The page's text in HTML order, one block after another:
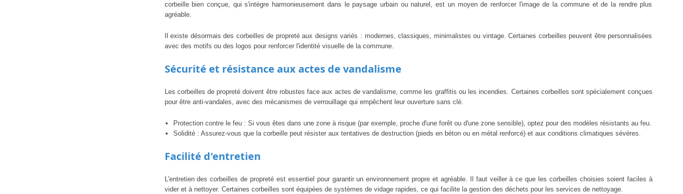
corbeille bien conçue, qui s'intègre harmonieusement dans le paysage urbain ou naturel, est un moyen de renforcer l'image de la commune et de la rendre plus
agréable.
Il existe désormais des corbeilles de propreté aux designs variés : modernes, classiques, minimalistes ou vintage. Certaines corbeilles peuvent être personnalisées
avec des motifs ou des logos pour renforcer l'identité visuelle de la commune.
Sécurité et résistance aux actes de vandalisme
Les corbeilles de propreté doivent être robustes face aux actes de vandalisme, comme les graffitis ou les incendies. Certaines corbeilles sont spécialement conçues
pour être anti-vandales, avec des mécanismes de verrouillage qui empêchent leur ouverture sans clé.
Protection contre le feu : Si vous êtes dans une zone à risque (par exemple, proche d'une forêt ou d'une zone sensible), optez pour des modèles résistants au feu.
Solidité : Assurez-vous que la corbeille peut résister aux tentatives de destruction (pieds en béton ou en métal renforcé) et aux conditions climatiques sévères.
Facilité d'entretien
L'entretien des corbeilles de propreté est essentiel pour garantir un environnement propre et agréable. Il faut veiller à ce que les corbeilles choisies soient faciles à
vider et à nettoyer. Certaines corbeilles sont équipées de systèmes de vidage rapides, ce qui facilite la gestion des déchets pour les services de nettoyage.